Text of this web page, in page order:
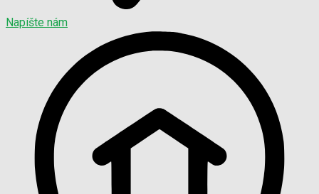
Napíšte nám